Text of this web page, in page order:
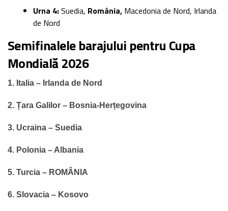
Urna 4:Suedia, România, Macedonia de Nord, Irlanda
de Nord
Semifinalele barajului pentru Cupa
Mondială 2026
1. Italia – Irlanda de Nord
2. Țara Galilor – Bosnia-Herțegovina
3. Ucraina – Suedia
4. Polonia – Albania
5. Turcia – ROMÂNIA
6. Slovacia – Kosovo